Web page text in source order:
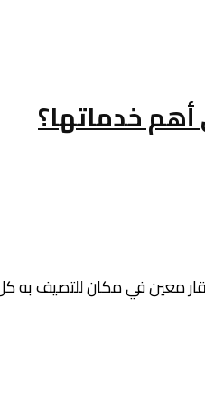
خدماتها؟
معين في مكان للتصيف به